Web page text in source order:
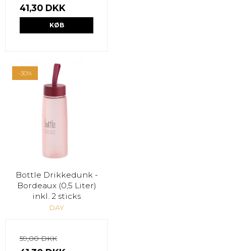
41,30 DKK
KØB
-30%
Bottle Drikkedunk -
Bordeaux (0,5 Liter)
inkl. 2 sticks
DAY
59,00 DKK